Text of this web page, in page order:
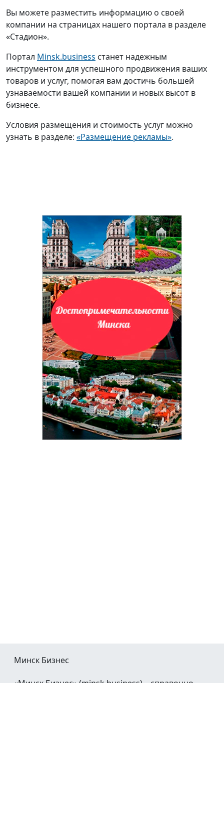
Вы можете разместить информацию о своей
компании на страницах нашего портала в разделе
«Стадион».
Портал Minsk.business станет надежным
инструментом для успешного продвижения ваших
товаров и услуг, помогая вам достичь большей
узнаваемости вашей компании и новых высот в
бизнесе.
Условия размещения и стоимость услуг можно
узнать в разделе: «Размещение рекламы».
Минск Бизнес
«Минск Бизнес» (minsk.business) – справочно-